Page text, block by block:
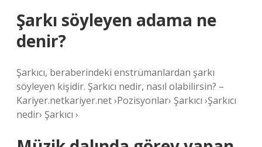
Şarkı söyleyen adama ne
denir?
Şarkıcı, beraberindeki enstrümanlardan şarkı
söyleyen kişidir. Şarkıcı nedir, nasıl olabilirsin? –
Kariyer.netkariyer.net ›Pozisyonlar› Şarkıcı ›Şarkıcı
nedir› Şarkıcı ›